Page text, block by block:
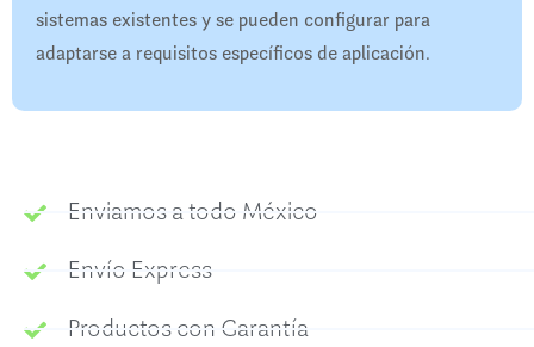
sistemas existentes y se pueden configurar para
adaptarse a requisitos específicos de aplicación.
Enviamos a todo México
Envío Express
Productos con Garantía